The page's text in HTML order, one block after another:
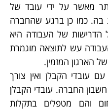
מאשר על ידי עובד של
כמו כן ברגע שהחברה
של העבודה היא
עש לתוצאה מוגמרת
הארגון המזמין.
עם עובדי הקבלן ואין צורך
החברה. עובדי הקבלן
והם מטפלים בתקלות